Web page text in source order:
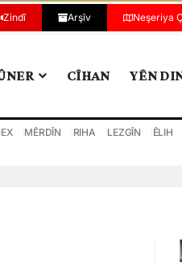
Zindî Arşîv Neşeriya
CÎHAN YÊN
MÊRDÎN RIHA LEZGÎN ÊLIH